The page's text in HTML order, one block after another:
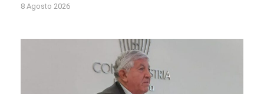
8 Agosto 2026